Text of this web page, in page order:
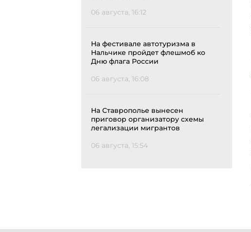
06 августа, 16:12
На фестивале автотуризма в
Нальчике пройдет флешмоб ко
Дню флага России
06 августа, 16:08
На Ставрополье вынесен
приговор организатору схемы
легализации мигрантов
06 августа, 15:54